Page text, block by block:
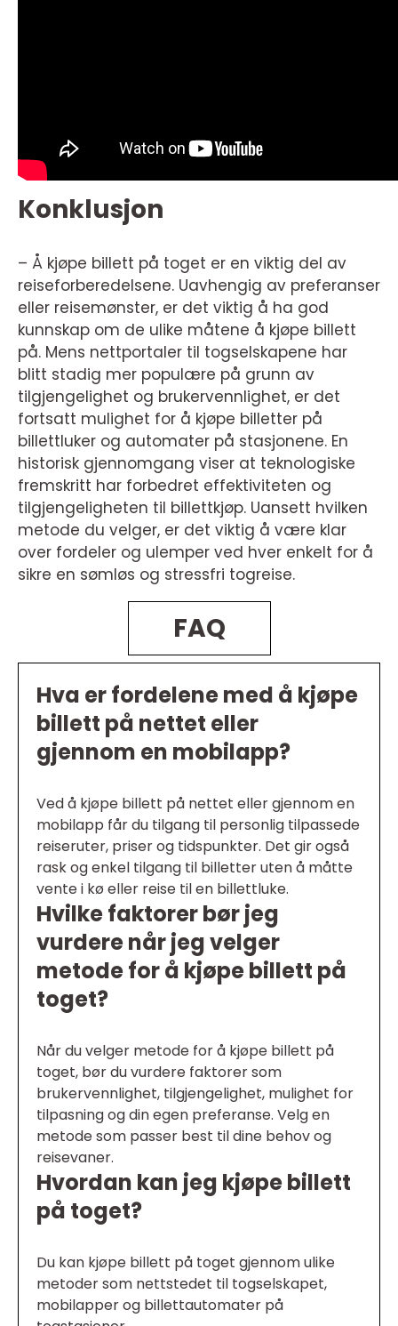
Konklusjon
– Å kjøpe billett på toget er en viktig del av
reiseforberedelsene. Uavhengig av preferanser
eller reisemønster, er det viktig å ha god
kunnskap om de ulike måtene å kjøpe billett
på. Mens nettportaler til togselskapene har
blitt stadig mer populære på grunn av
tilgjengelighet og brukervennlighet, er det
fortsatt mulighet for å kjøpe billetter på
billettluker og automater på stasjonene. En
historisk gjennomgang viser at teknologiske
fremskritt har forbedret effektiviteten og
tilgjengeligheten til billettkjøp. Uansett hvilken
metode du velger, er det viktig å være klar
over fordeler og ulemper ved hver enkelt for å
sikre en sømløs og stressfri togreise.
FAQ
Hva er fordelene med å kjøpe
billett på nettet eller
gjennom en mobilapp?
Ved å kjøpe billett på nettet eller gjennom en
mobilapp får du tilgang til personlig tilpassede
reiseruter, priser og tidspunkter. Det gir også
rask og enkel tilgang til billetter uten å måtte
vente i kø eller reise til en billettluke.
Hvilke faktorer bør jeg
vurdere når jeg velger
metode for å kjøpe billett på
toget?
Når du velger metode for å kjøpe billett på
toget, bør du vurdere faktorer som
brukervennlighet, tilgjengelighet, mulighet for
tilpasning og din egen preferanse. Velg en
metode som passer best til dine behov og
reisevaner.
Hvordan kan jeg kjøpe billett
på toget?
Du kan kjøpe billett på toget gjennom ulike
metoder som nettstedet til togselskapet,
mobilapper og billettautomater på